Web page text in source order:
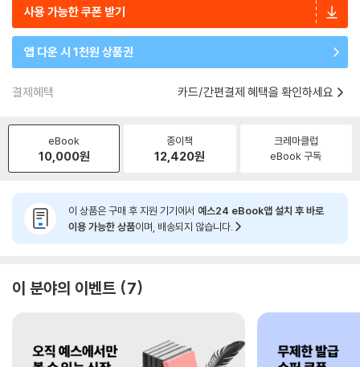
사용 가능한 쿠폰 받기
앱 다운 시 1천원 상품권
결제혜택 카드/간편결제 혜택을 확인하세요
eBook
10,000원
종이책
12,420원
크레마클럽
eBook 구독
이 상품은 구매 후 지원 기기에서 예스24 eBook앱 설치 후 바로
이용 가능한 상품이며, 배송되지 않습니다.
이 분야의 이벤트 7